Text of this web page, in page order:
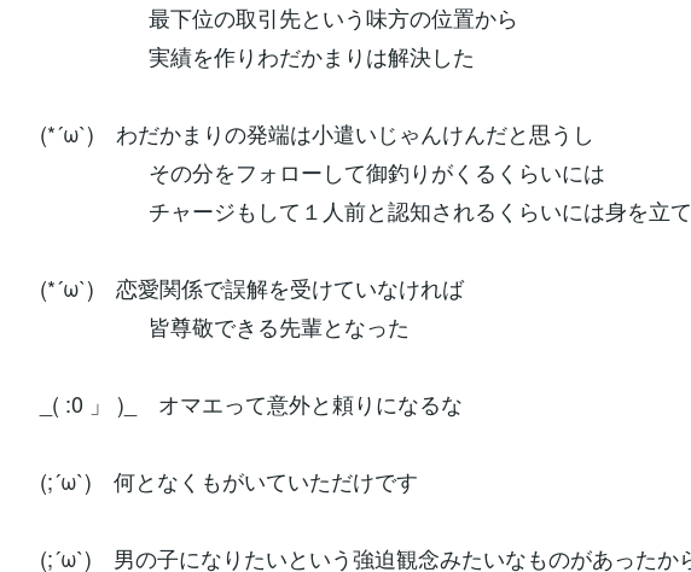
最下位の取引先という味方の位置から
実績を作りわだかまりは解決した
(*´ω`) わだかまりの発端は小遣いじゃんけんだと思うし
その分をフォローして御釣りがくるくらいには
チャージもして１人前と認知されるくらいには身を立
(*´ω`) 恋愛関係で誤解を受けていなければ
皆尊敬できる先輩となった
_( :0 」 )_ オマエって意外と頼りになるな
(;´ω`) 何となくもがいていただけです
(;´ω`) 男の子になりたいという強迫観念みたいなものがあったか